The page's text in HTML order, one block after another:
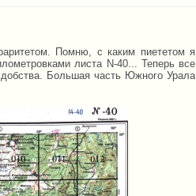
Помню, с каким пиететом я
листа N-40... Теперь все
Большая часть Южного Урала